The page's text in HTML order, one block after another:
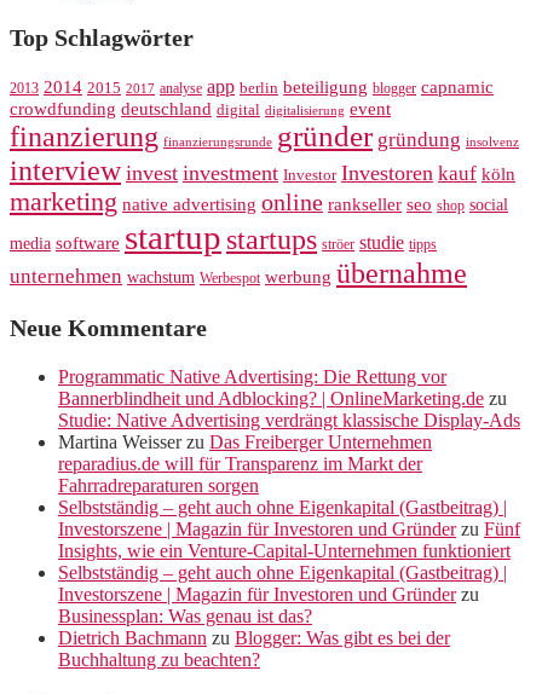
Top Schlagwörter
2013 2014 2015 2017 analyse app berlin beteiligung blogger capnamic
crowdfunding deutschland digital digitalisierung event
finanzierung finanzierungsrunde gründer gründung insolvenz
interview invest investment Investor Investoren kauf köln
marketing native advertising online rankseller seo shop social
media software startup startups ströer studie tipps
unternehmen wachstum Werbespot werbung übernahme
Neue Kommentare
Programmatic Native Advertising: Die Rettung vor
Bannerblindheit und Adblocking? | OnlineMarketing.de zu
Studie: Native Advertising verdrängt klassische Display-Ads
Martina Weisserzu Das Freiberger Unternehmen
reparadius.de will für Transparenz im Markt der
Fahrradreparaturen sorgen
Selbstständig – geht auch ohne Eigenkapital (Gastbeitrag) |
Investorszene | Magazin für Investoren und Gründerzu Fünf
Insights, wie ein Venture-Capital-Unternehmen funktioniert
Selbstständig – geht auch ohne Eigenkapital (Gastbeitrag) |
Investorszene | Magazin für Investoren und Gründerzu
Businessplan: Was genau ist das?
Dietrich Bachmann zu Blogger: Was gibt es bei der
Buchhaltung zu beachten?